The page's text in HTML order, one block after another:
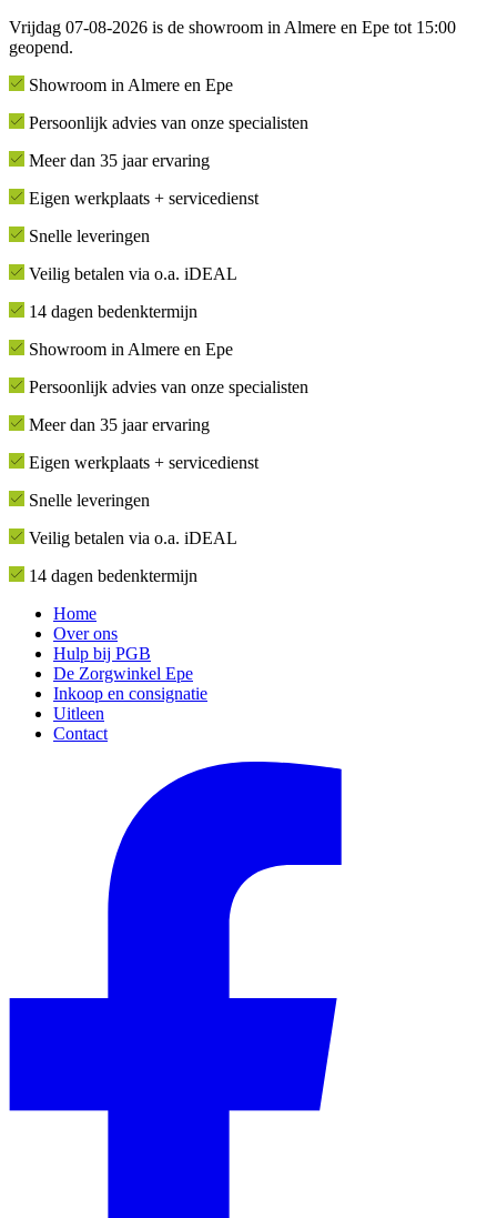
Vrijdag 07-08-2026 is de showroom in Almere en Epe tot 15:00
geopend.
Showroom in Almere en Epe
Persoonlijk advies van onze specialisten
Meer dan 35 jaar ervaring
Eigen werkplaats + servicedienst
Snelle leveringen
Veilig betalen via o.a. iDEAL
14 dagen bedenktermijn
Showroom in Almere en Epe
Persoonlijk advies van onze specialisten
Meer dan 35 jaar ervaring
Eigen werkplaats + servicedienst
Snelle leveringen
Veilig betalen via o.a. iDEAL
14 dagen bedenktermijn
Home
Over ons
Hulp bij PGB
De Zorgwinkel Epe
Inkoop en consignatie
Uitleen
Contact